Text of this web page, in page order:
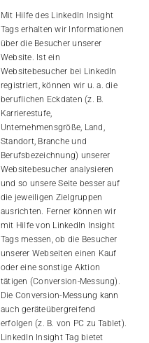
Mit Hilfe des LinkedIn Insight
Tags erhalten wir Informationen
über die Besucher unserer
Website. Ist ein
Websitebesucher bei LinkedIn
registriert, können wir u. a. die
beruflichen Eckdaten (z. B.
Karrierestufe,
Unternehmensgröße, Land,
Standort, Branche und
Berufsbezeichnung) unserer
Websitebesucher analysieren
und so unsere Seite besser auf
die jeweiligen Zielgruppen
ausrichten. Ferner können wir
mit Hilfe von LinkedIn Insight
Tags messen, ob die Besucher
unserer Webseiten einen Kauf
oder eine sonstige Aktion
tätigen (Conversion-Messung).
Die Conversion-Messung kann
auch geräteübergreifend
erfolgen (z. B. von PC zu Tablet).
LinkedIn Insight Tag bietet